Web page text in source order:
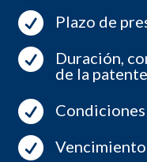
 Plazo de

Duración,
de la patente

